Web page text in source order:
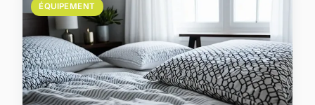
ÉQUIPEMENT